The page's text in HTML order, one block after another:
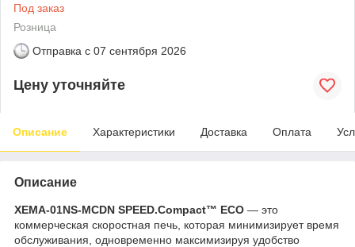
Под заказ
Розница
Отправка с 07 сентября 2026
Цену уточняйте
Описание Характеристики Доставка Оплата
Описание
XEMA-01NS-MCDN SPEED.Compact™ ECO — это
коммерческая скоростная печь, которая минимизирует время
обслуживания, одновременно максимизируя удобство